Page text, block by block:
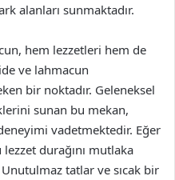
alanları sunmaktadır.
hem lezzetleri hem de
ve lahmacun
bir noktadır. Geleneksel
sunan bu mekan,
vadetmektedir. Eğer
durağını mutlaka
tatlar ve sıcak bir